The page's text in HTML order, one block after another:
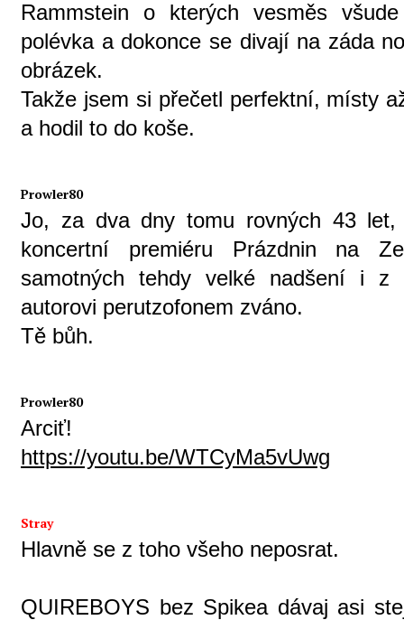
Rammstein o kterých vesměs
polévka a dokonce se divají na záda
obrázek.
Takže jsem si přečetl perfektní, místy
a hodil to do koše.
Prowler80
Jo, za dva dny tomu rovných 43
koncertní premiéru Prázdnin na
samotných tehdy velké nadšení i z
autorovi perutzofonem zváno.
Tě bůh.
Prowler80
Arciť!
https://youtu.be/WTCyMa5vUwg
Stray
Hlavně se z toho všeho neposrat.
QUIREBOYS bez Spikea dávaj asi